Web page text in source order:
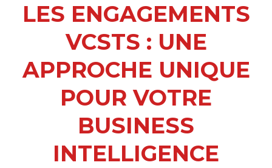
LES ENGAGEMENTS
VCSTS : UNE
APPROCHE UNIQUE
POUR VOTRE
BUSINESS
INTELLIGENCE